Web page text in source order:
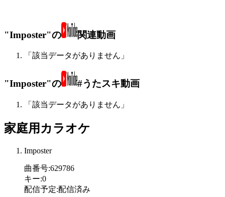
"Imposter"の 関連動画
「該当データがありません」
"Imposter"の #うたスキ動画
「該当データがありません」
家庭用カラオケ
Imposter
曲番号:629786
キー:0
配信予定:配信済み